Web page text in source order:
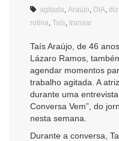
agitada Araújo DIA diz
rotina Taís transar
Taís Araújo, de 46
Lázaro Ramos,
agendar momentos
trabalho agitada. A
durante uma
Conversa Vem”, do
nesta semana.
Durante a conversa,